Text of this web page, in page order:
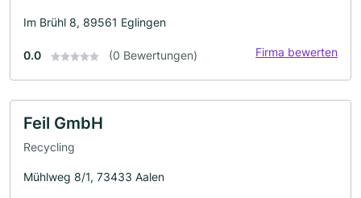
Im Brühl 8, 89561 Eglingen
0.0 (0 Bewertungen) Firma bewerten
Feil GmbH
Recycling
Mühlweg 8/1, 73433 Aalen